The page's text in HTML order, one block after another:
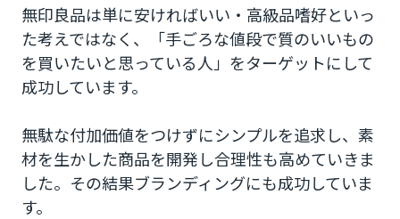
無印良品は単に安ければいい・高級品嗜好といっ
た考えではなく、「手ごろな値段で質のいいもの
を買いたいと思っている人」をターゲットにして
成功しています。
無駄な付加価値をつけずにシンプルを追求し、素
材を生かした商品を開発し合理性も高めていきま
した。その結果ブランディングにも成功していま
す。